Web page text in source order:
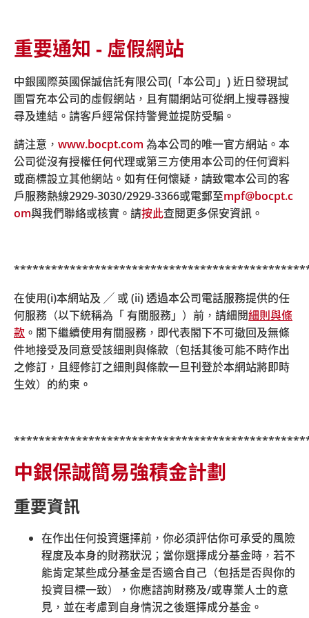
重要通知 - 虛假網站
中銀國際英國保誠信託有限公司(「本公司」) 近日發現試
圖冒充本公司的虛假網站，且有關網站可從網上搜尋器搜
尋及連結。請客戶經常保持警覺並提防受騙。
請注意， www.bocpt.com 為本公司的唯一官方網站。本
公司從沒有授權任何代理或第三方使用本公司的任何資料
或商標設立其他網站。如有任何懷疑，請致電本公司的客
戶服務熱線2929-3030/2929-3366或電郵至mpf@bocpt.c
om與我們聯絡或核實。請按此查閱更多保安資訊。
在使用(i)本網站及 ╱ 或 (ii) 透過本公司電話服務提供的任
何服務（以下統稱為「 有關服務」）前，請細閱細則與條
款 。閣下繼續使用有關服務，即代表閣下不可撤回及無條
件地接受及同意受該細則與條款（包括其後可能不時作出
之修訂，且經修訂之細則與條款一旦刊登於本網站將即時
生效）的約束 。
中銀保誠簡易強積金計劃
重要資訊
在作出任何投資選擇前，你必須評估你可承受的風險
程度及本身的財務狀況；當你選擇成分基金時，若不
能肯定某些成分基金是否適合自己（包括是否與你的
投資目標一致），你應諮詢財務及/或專業人士的意
見，並在考慮到自身情況之後選擇成分基金。
主頁 關於我們
最新消息
消息詳情 2016年10月21日並非強積金成分基金交易日
2016年10月21日並非強積金成分
基金交易日
請注意，由於2016年10月21日香港的銀行因八號颱風訊號
所有於當日收到的交易指示將順延至下一工作天處理。
如有查詢，請即與本公司客戶服務代表聯絡:
簡易強積金計劃積金行政熱線：2929-3030
我的強積金計劃客戶服務熱線：2929-336
© 中銀國際英國保誠信託有限公司 2026
網站地圖 | 保安資訊 | 相關連結 | 細則與條款 |
超連結政策 | 私隱聲明